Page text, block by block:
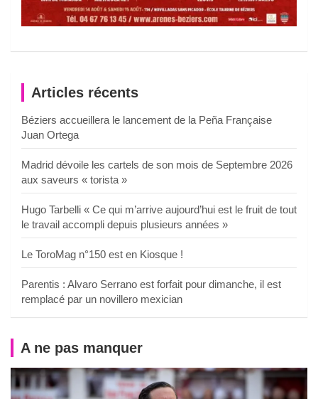
Articles récents
Béziers accueillera le lancement de la Peña Française
Juan Ortega
Madrid dévoile les cartels de son mois de Septembre 2026
aux saveurs « torista »
Hugo Tarbelli « Ce qui m’arrive aujourd’hui est le fruit de tout
le travail accompli depuis plusieurs années »
Le ToroMag n°150 est en Kiosque !
Parentis : Alvaro Serrano est forfait pour dimanche, il est
remplacé par un novillero mexician
A ne pas manquer